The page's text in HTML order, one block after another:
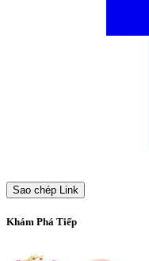
Sao chép Link
Khám Phá Tiếp